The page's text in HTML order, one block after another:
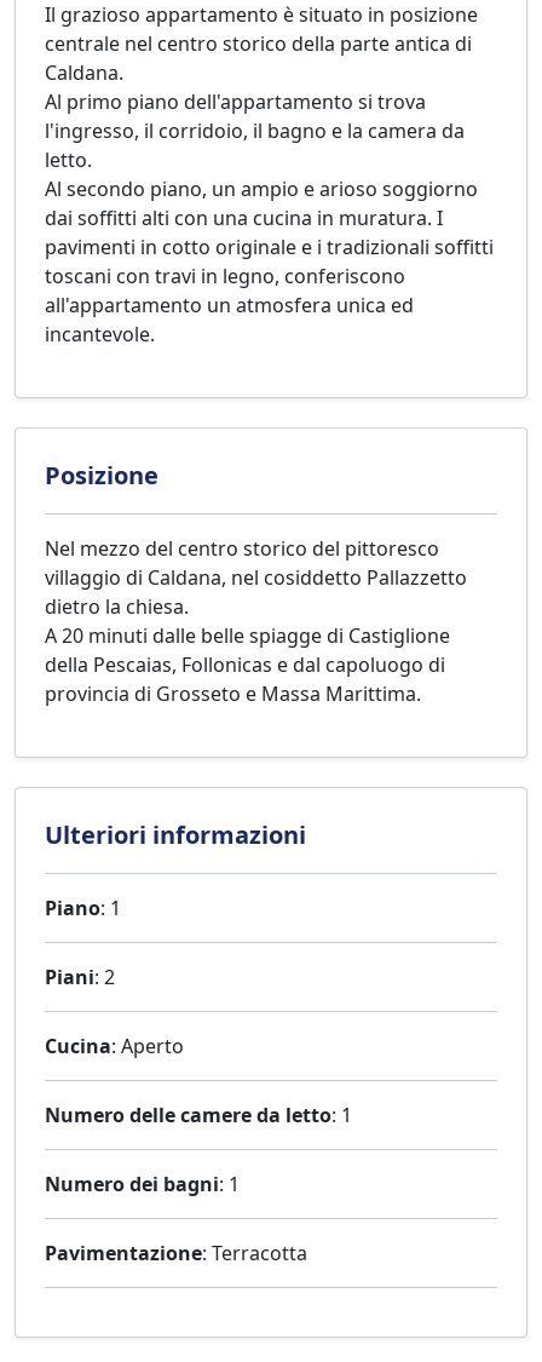
Il grazioso appartamento è situato in posizione
centrale nel centro storico della parte antica di
Caldana.
Al primo piano dell'appartamento si trova
l'ingresso, il corridoio, il bagno e la camera da
letto.
Al secondo piano, un ampio e arioso soggiorno
dai soffitti alti con una cucina in muratura. I
pavimenti in cotto originale e i tradizionali soffitti
toscani con travi in legno, conferiscono
all'appartamento un atmosfera unica ed
incantevole.
Posizione
Nel mezzo del centro storico del pittoresco
villaggio di Caldana, nel cosiddetto Pallazzetto
dietro la chiesa.
A 20 minuti dalle belle spiagge di Castiglione
della Pescaias, Follonicas e dal capoluogo di
provincia di Grosseto e Massa Marittima.
Ulteriori informazioni
Piano: 1
Piani: 2
Cucina: Aperto
Numero delle camere da letto: 1
Numero dei bagni: 1
Pavimentazione: Terracotta